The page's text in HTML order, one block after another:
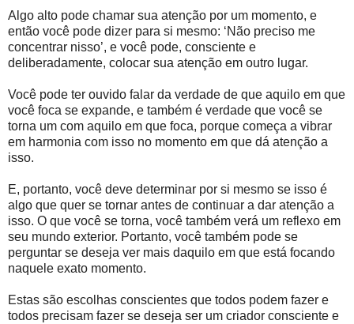
Algo alto pode chamar sua atenção por um momento, e
então você pode dizer para si mesmo: ‘Não preciso me
concentrar nisso’, e você pode, consciente e
deliberadamente, colocar sua atenção em outro lugar.
Você pode ter ouvido falar da verdade de que aquilo em que
você foca se expande, e também é verdade que você se
torna um com aquilo em que foca, porque começa a vibrar
em harmonia com isso no momento em que dá atenção a
isso.
E, portanto, você deve determinar por si mesmo se isso é
algo que quer se tornar antes de continuar a dar atenção a
isso. O que você se torna, você também verá um reflexo em
seu mundo exterior. Portanto, você também pode se
perguntar se deseja ver mais daquilo em que está focando
naquele exato momento.
Estas são escolhas conscientes que todos podem fazer e
todos precisam fazer se deseja ser um criador consciente e